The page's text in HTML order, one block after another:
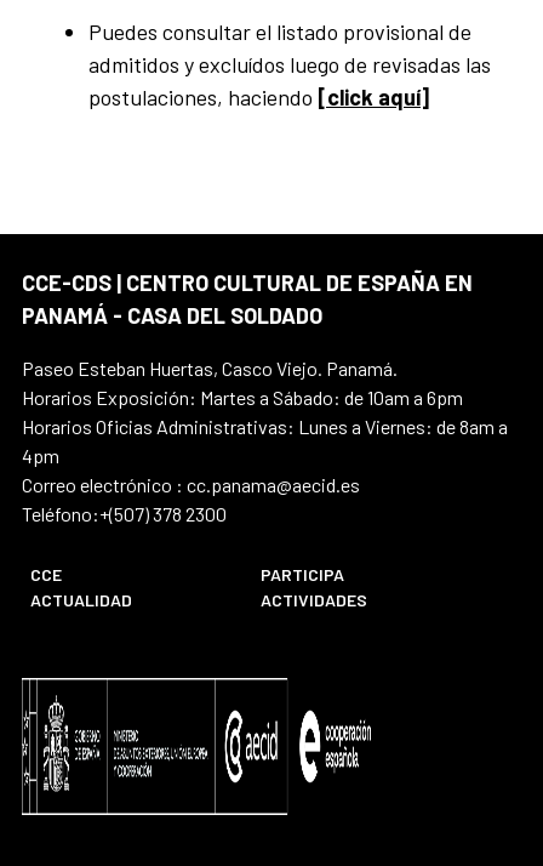
Puedes consultar el listado provisional de
admitidos y excluídos luego de revisadas las
postulaciones, haciendo [click aquí]
CCE-CDS | CENTRO CULTURAL DE ESPAÑA EN
PANAMÁ - CASA DEL SOLDADO
Paseo Esteban Huertas, Casco Viejo. Panamá.
Horarios Exposición: Martes a Sábado: de 10am a 6pm
Horarios Oficias Administrativas: Lunes a Viernes: de 8am a
4pm
Correo electrónico : cc.panama@aecid.es
Teléfono:+(507) 378 2300
CCE
PARTICIPA
ACTUALIDAD
ACTIVIDADES